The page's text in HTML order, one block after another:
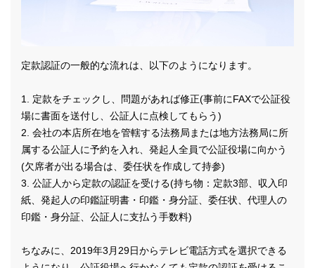
定款認証の一般的な流れは、以下のようになります。
1. 定款をチェックし、問題があれば修正(事前にFAXで公証役
場に書面を送付し、公証人に点検してもらう)
2. 会社の本店所在地を管轄する法務局または地方法務局に所
属する公証人に予約を入れ、発起人全員で公証役場に向かう
(欠席者が出る場合は、委任状を作成して持参)
3. 公証人から定款の認証を受ける(持ち物：定款3部、収入印
紙、発起人の印鑑証明書・印鑑・身分証、委任状、代理人の
印鑑・身分証、公証人に支払う手数料)
ちなみに、2019年3月29日からテレビ電話方式を選択できる